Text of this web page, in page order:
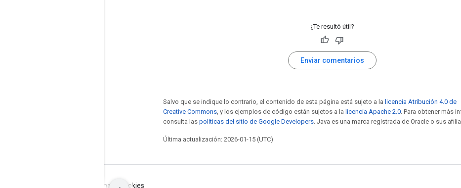
¿Te resultó útil?
Enviar comentarios
Salvo que se indique lo contrario, el contenido de esta página está sujeto a la licencia Atribución 4.0 de
Creative Commons , y los ejemplos de código están sujetos a la licencia Apache 2.0 . Para obtener más
consulta las políticas del sitio de Google Developers . Java es una marca registrada de Oracle o sus
Última actualización: 2026-01-15 (UTC)
Manage cookies